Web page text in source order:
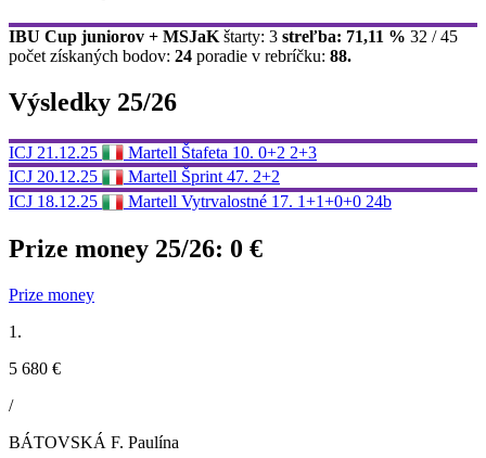
IBU Cup juniorov + MSJaK štarty: 3 streľba: 71,11 % 32 / 45
počet získaných bodov: 24 poradie v rebríčku: 88.
Výsledky 25/26
ICJ 21.12.25 Martell Štafeta 10. 0+2 2+3
ICJ 20.12.25 Martell Šprint 47. 2+2
ICJ 18.12.25 Martell Vytrvalostné 17. 1+1+0+0 24b
Prize money 25/26: 0 €
Prize money
1.
5 680 €
/
BÁTOVSKÁ F. Paulína